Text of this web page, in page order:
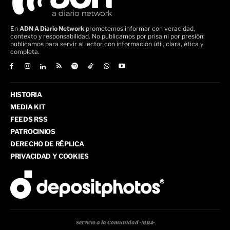
En ADN A Diario Network prometemos informar con veracidad,
contexto y responsabilidad. No publicamos por prisa ni por presión:
publicamos para servir al lector con información útil, clara, ética y
completa.
HISTORIA
MEDIA KIT
FEEDS RSS
PATROCINIOS
DERECHO DE RÉPLICA
PRIVACIDAD Y COOKIES
Servicio a la Comunidad -MR4-